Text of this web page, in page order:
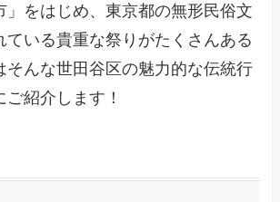
」をはじめ、東京都の無形民俗文
ている貴重な祭りがたくさんある
そんな世田谷区の魅力的な伝統行
紹介します！